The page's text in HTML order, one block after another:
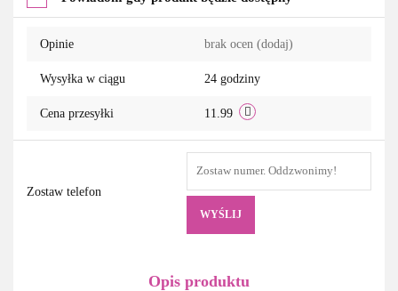
Opinie brak ocen (dodaj)
Wysyłka w ciągu 24 godziny
Cena przesyłki 11.99
Zostaw telefon
WYŚLIJ
Opis produktu